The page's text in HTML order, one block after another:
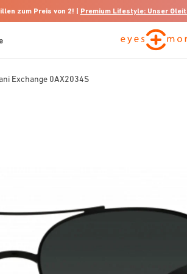
zum Preis von 2! | Premium Lifestyle: Unser
Exchange 0AX2034S